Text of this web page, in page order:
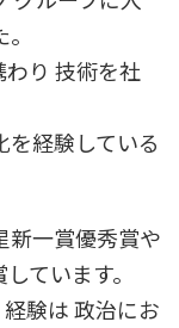
り 技術を社
経験している
新一賞優秀賞や
ています。
験は 政治にお